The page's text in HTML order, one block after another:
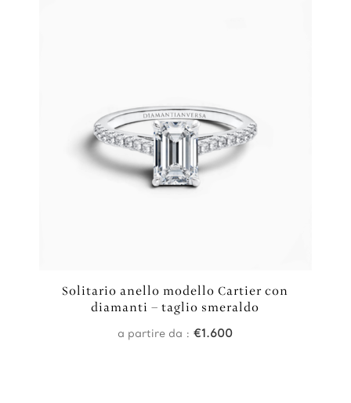
Solitario anello modello Cartier con
diamanti – taglio smeraldo
a partire da :€1.600